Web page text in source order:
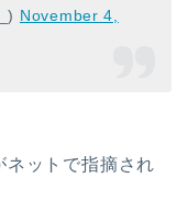
November 4,
ネットで指摘され